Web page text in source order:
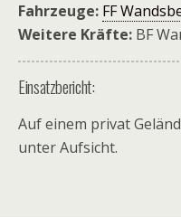
Fahrzeuge: FF
Weitere Kräfte: BF
Einsatzbericht:
Auf einem privat
unter Aufsicht.